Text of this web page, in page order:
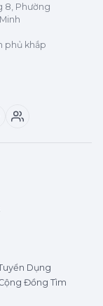
8, Phường
phủ khắp
Dụng
Đồng Tìm